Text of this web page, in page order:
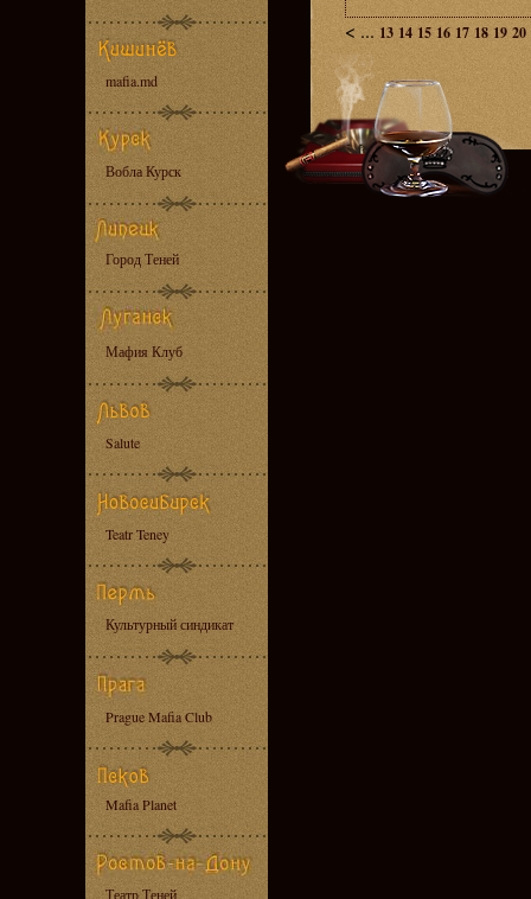
mafia.md
Вобла Курск
Город Теней
Мафия Клуб
Salute
Teatr Teney
Культурный синдикат
Prague Mafia Club
Mafia Planet
Театр Теней
< ... 13 14 15 16 17 18 19 20